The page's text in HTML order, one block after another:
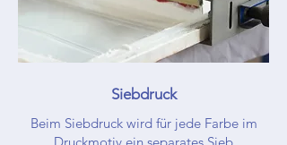
Siebdruck
Beim Siebdruck wird für jede Farbe im